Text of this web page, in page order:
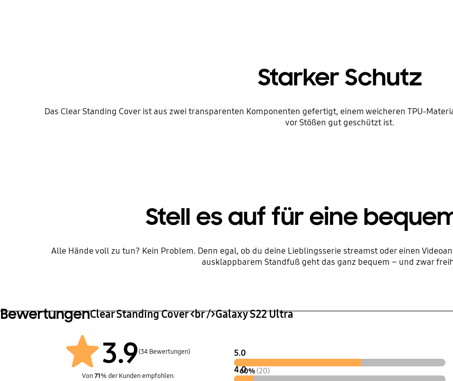
Starker Schutz
Das Clear Standing Cover ist aus zwei transparenten Komponenten gefertigt, einem weicheren TPU-
vor Stößen gut geschützt ist.
Stell es auf für eine
Alle Hände voll zu tun? Kein Problem. Denn egal, ob du deine Lieblingsserie streamst oder einen
ausklappbarem Standfuß geht das ganz bequem – und zwar
BewertungenClear Standing Cover <br />Galaxy S22 Ultra
3.9(34 Bewertungen)
Von71% der Kunden empfohlen.
5.0
60% (20)
4.0